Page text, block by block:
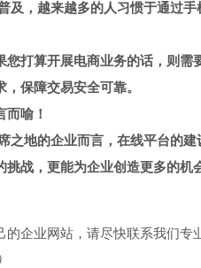
及，越来越多的人习惯于通过
打算开展电商业务的话，则
保障交易安全可靠。
喻！
之地的企业而言，在线平台的
战，更能为企业创造更多的机
企业网站，请尽快联系我们专